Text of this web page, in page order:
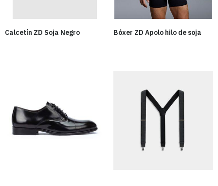
Calcetín ZD Soja Negro Bóxer ZD Apolo hilo de soja